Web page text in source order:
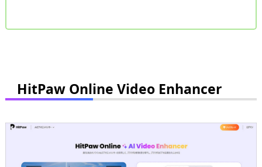
HitPaw Online Video Enhancer